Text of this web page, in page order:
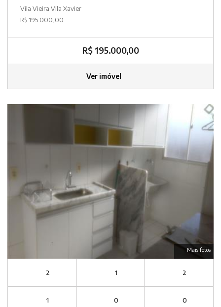
Vila Vieira Vila Xavier
R$ 195.000,00
R$ 195.000,00
Ver imóvel
Mais fotos
2 1 2
1 0 0